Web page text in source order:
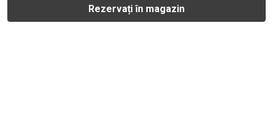
Rezervați în magazin